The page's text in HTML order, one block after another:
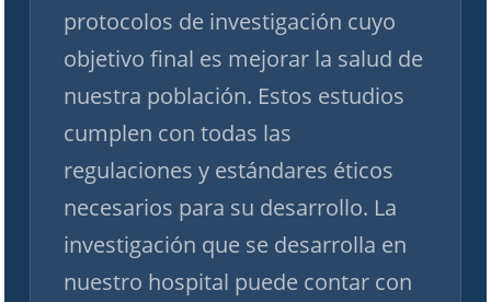
protocolos de investigación cuyo
objetivo final es mejorar la salud de
nuestra población. Estos estudios
cumplen con todas las
regulaciones y estándares éticos
necesarios para su desarrollo. La
investigación que se desarrolla en
nuestro hospital puede contar con